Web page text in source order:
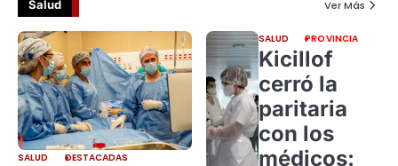
Salud Ver Más
SALUD DESTACADAS
SALUD PROVINCIA
Kicillof
cerró la
paritaria
con los
médicos: